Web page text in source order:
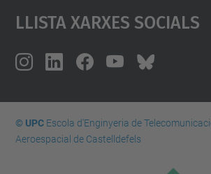
Llista Xarxes Socials
© UPCEscola d'Enginyeria de
Aeroespacial de Castelldefels